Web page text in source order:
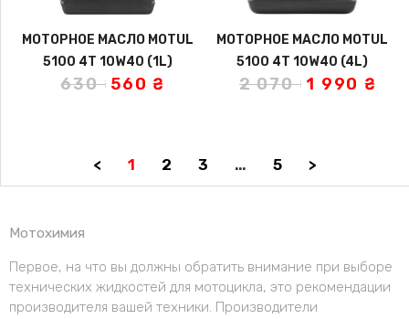
МОТОРНОЕ МАСЛО MOTUL
5100 4T 10W40 (1L)
630₴ 560₴
МОТОРНОЕ МАСЛО MOTUL
5100 4T 10W40 (4L)
2 070₴ 1 990 ₴
< 1 2 3 … 5 >
Мотохимия
Первое, на что вы должны обратить внимание при выборе
технических жидкостей для мотоцикла, это рекомендации
производителя вашей техники. Производители